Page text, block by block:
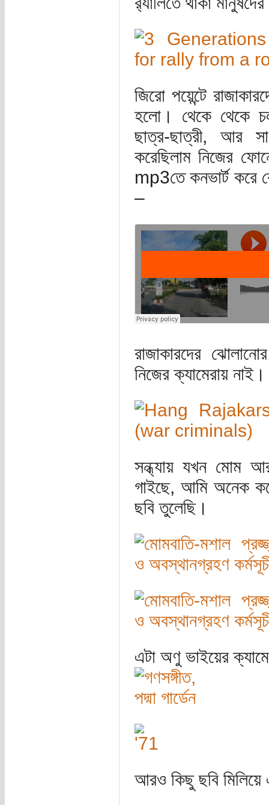
জিরো পয়েন্টে
হলো। থেকে থেকে
ছাত্র-ছাত্রী, আর
করেছিলাম নিজের
mp3তে কনভার্ট করে
–
রাজাকারদের
নিজের ক্যামেরায়
সন্ধ্যায় যখন মোম আর
গাইছে, আমি অনেক
ছবি তুলেছি।
এটা অণু ভাইয়ের
আরও কিছু ছবি